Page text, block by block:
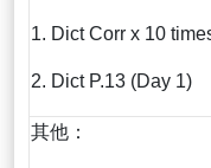
1. Dict Corr x 10
2. Dict P.13 (Day 1)
其他：